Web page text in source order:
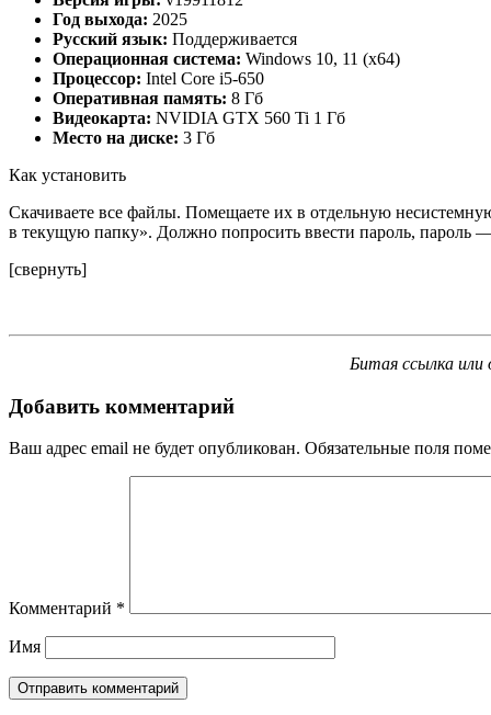
Год выхода: 2025
Русский язык: Поддерживается
Операционная система: Windows 10, 11 (x64)
Процессор: Intel Core i5-650
Оперативная память: 8 Гб
Видеокарта: NVIDIA GTX 560 Ti 1 Гб
Место на диске: 3 Гб
Как установить
Скачиваете все файлы. Помещаете их в отдельную
в текущую папку». Должно попросить ввести пароль, пароль
[свернуть]
Битая ссылка или
Добавить комментарий
Ваш адрес email не будет опубликован. Обязательные поля
Комментарий *
Имя